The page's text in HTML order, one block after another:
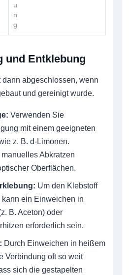
u
n
g
und Entklebung
dann abgeschlossen, wenn
und gereinigt wurde.
Verwenden Sie
mit einem geeigneten
z. B. d-Limonen.
Abkratzen
Oberflächen.
Um den Klebstoff
ein Einweichen in
B. Aceton) oder
erforderlich sein.
Durch Einweichen in heißem
Verbindung oft so weit
sich die gestapelten